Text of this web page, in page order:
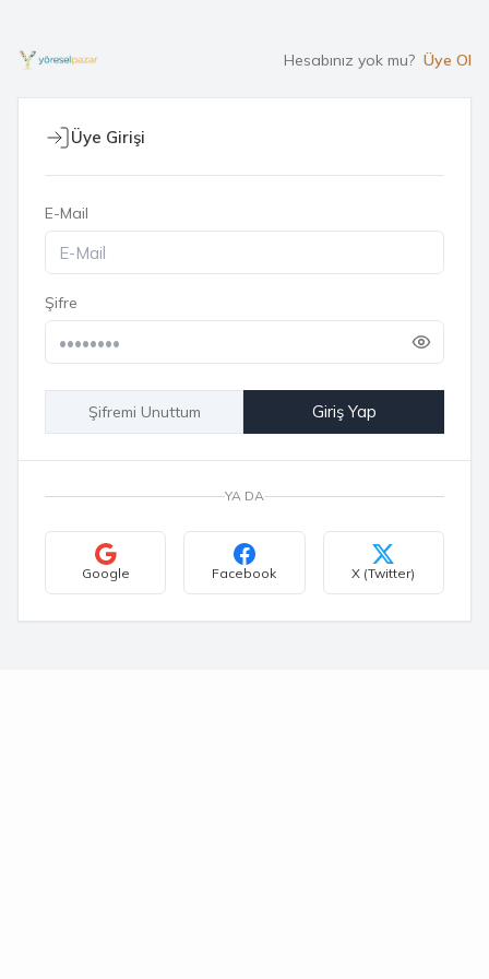
Hesabınız yok mu? Üye Ol
Üye Girişi
E-Mail
Şifre
Şifremi Unuttum Giriş Yap
YA DA
Google Facebook X (Twitter)